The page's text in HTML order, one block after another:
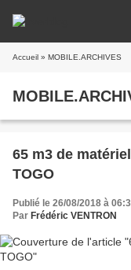
Accueil » MOBILE.ARCHIVES
65 m3 de
TOGO
Publié le 26/08/2018 à
Par Frédéric VENTRON